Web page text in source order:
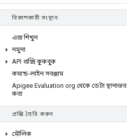
বিকাশকারী সংস্থান
এজ শিখুন
নমুনা
API প্রক্সি কুকবুক
কমান্ড-লাইন সরঞ্জাম
Apigee Evaluation org থেকে ডেটা স্থানান্তর
করা
প্রক্সি তৈরি করুন
মৌলিক